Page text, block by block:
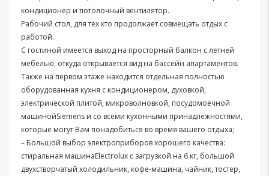
кондиционер и потолочный вентилятор.
Рабочий стол, для тех кто продолжает совмещать отдых с
работой.
С гостиной имеется выход на просторный балкон с летней
мебелью, откуда открывается вид на бассейн апартаментов.
Также на первом этаже находится отдельная полностью
оборудованная кухня с кондиционером, духовкой,
электрической плитой, микроволновкой, посудомоечной
машинойSiemens и со всеми кухонными принадлежностями,
которые могут Вам понадобиться во время вашего отдыха;
– Большой выбор электроприборов хорошего качества:
стиральная машинаElectrolux с загрузкой на 6 кг, большой
двухстворчатый холодильник, кофе-машина, чайник, тостер,